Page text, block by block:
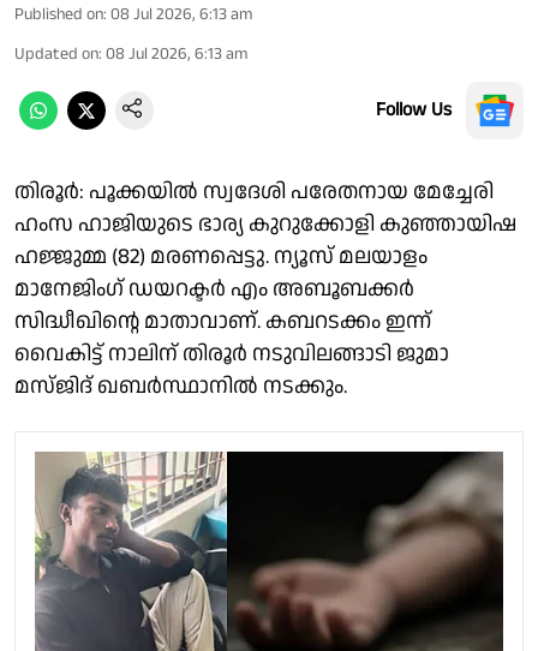
Published on: 08 Jul 2026, 6:13 am
Updated on: 08 Jul 2026, 6:13 am
Follow Us
തിരൂർ: പൂക്കയിൽ സ്വദേശി പരേതനായ മേച്ചേരി
ഹംസ ഹാജിയുടെ ഭാര്യ കുറുക്കോളി കുഞ്ഞായിഷ
ഹജ്ജുമ്മ (82) മരണപ്പെട്ടു. ന്യൂസ് മലയാളം
മാനേജിംഗ് ഡയറക്ടർ എം അബൂബക്കർ
സിദ്ധീഖിൻ്റെ മാതാവാണ്. കബറടക്കം ഇന്ന്
വൈകിട്ട് നാലിന് തിരൂർ നടുവിലങ്ങാടി ജുമാ
മസ്ജിദ് ഖബർസ്ഥാനിൽ നടക്കും.